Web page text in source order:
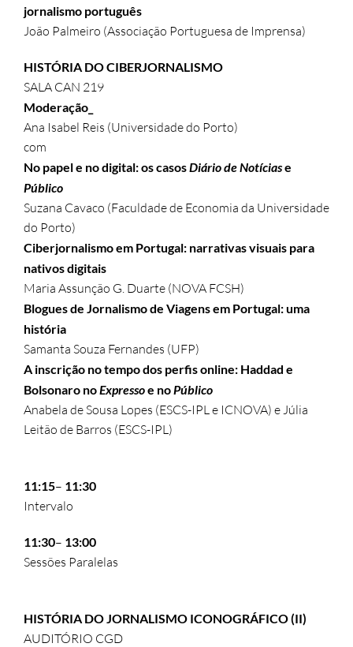
jornalismo português
João Palmeiro (Associação Portuguesa de Imprensa)
HISTÓRIA DO CIBERJORNALISMO
SALA CAN 219
Moderação_
Ana Isabel Reis (Universidade do Porto)
com
No papel e no digital: os casosDiário de Notíciase
Público
Suzana Cavaco (Faculdade de Economia da Universidade
do Porto)
Ciberjornalismo em Portugal: narrativas visuais para
nativos digitais
Maria Assunção G. Duarte (NOVA FCSH)
Blogues de Jornalismo de Viagens em Portugal: uma
história
Samanta Souza Fernandes (UFP)
A inscrição no tempo dos perfis online: Haddad e
Bolsonaro noExpressoe noPúblico
Anabela de Sousa Lopes (ESCS-IPL e ICNOVA) e Júlia
Leitão de Barros (ESCS-IPL)
11:15– 11:30
Intervalo
11:30– 13:00
Sessões Paralelas
HISTÓRIA DO JORNALISMO ICONOGRÁFICO (II)
AUDITÓRIO CGD